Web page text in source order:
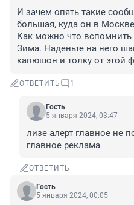
И зачем опять такие
большая, куда он в
Как можно что вспомнить
Зима. Наденьте на него
капюшон и толку от этой
ОТВЕТИТЬ 1
Гость
5 января 2024, 03:47
лизе алерт главное не
главное реклама
ОТВЕТИТЬ
Гость
5 января 2024, 00:05